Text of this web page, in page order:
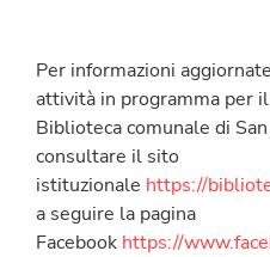
Per informazioni
attività in programma per
Biblioteca comunale di
consultare il sito
istituzionale https://
a seguire la pagina
Facebook https://